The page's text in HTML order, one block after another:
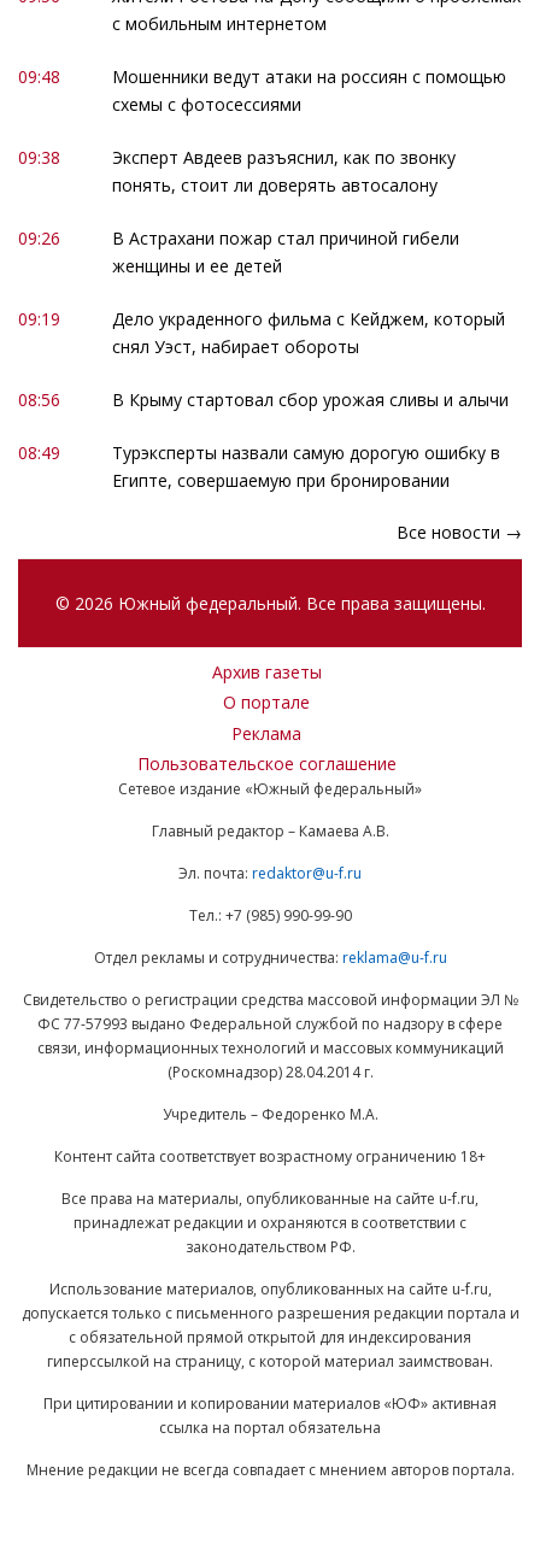
с мобильным интернетом
09:48
Мошенники ведут атаки на россиян с помощью
схемы с фотосессиями
09:38
Эксперт Авдеев разъяснил, как по звонку
понять, стоит ли доверять автосалону
09:26
В Астрахани пожар стал причиной гибели
женщины и ее детей
09:19
Дело украденного фильма с Кейджем, который
снял Уэст, набирает обороты
08:56 В Крыму стартовал сбор урожая сливы и алычи
08:49
Турэксперты назвали самую дорогую ошибку в
Египте, совершаемую при бронировании
Все новости →
© 2026 Южный федеральный. Все права защищены.
Архив газеты
О портале
Реклама
Пользовательское соглашение
Сетевое издание «Южный федеральный»
Главный редактор – Камаева А.В.
Эл. почта: redaktor@u-f.ru
Тел.: +7 (985) 990-99-90
Отдел рекламы и сотрудничества: reklama@u-f.ru
Свидетельство о регистрации средства массовой информации ЭЛ №
ФС 77-57993 выдано Федеральной службой по надзору в сфере
связи, информационных технологий и массовых коммуникаций
(Роскомнадзор) 28.04.2014 г.
Учредитель – Федоренко М.А.
Контент сайта соответствует возрастному ограничению 18+
Все права на материалы, опубликованные на сайте u-f.ru,
принадлежат редакции и охраняются в соответствии с
законодательством РФ.
Использование материалов, опубликованных на сайте u-f.ru,
допускается только с письменного разрешения редакции портала и
с обязательной прямой открытой для индексирования
гиперссылкой на страницу, с которой материал заимствован.
При цитировании и копировании материалов «ЮФ» активная
ссылка на портал обязательна
Мнение редакции не всегда совпадает с мнением авторов портала.